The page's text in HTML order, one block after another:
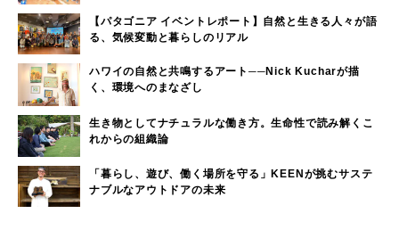
【パタゴニア イベントレポート】自然と生きる人々が語
る、気候変動と暮らしのリアル
ハワイの自然と共鳴するアート──Nick Kucharが描
く、環境へのまなざし
生き物としてナチュラルな働き方。生命性で読み解くこ
れからの組織論
「暮らし、遊び、働く場所を守る」KEENが挑むサステ
ナブルなアウトドアの未来